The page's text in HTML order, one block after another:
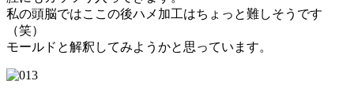
私の頭脳ではここの後ハメ加工はちょっと難しそうです
（笑）
モールドと解釈してみようかと思っています。